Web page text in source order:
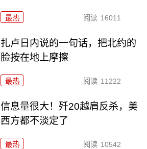
最热 阅读 16011
扎卢日内说的一句话，把北约的
脸按在地上摩擦
最热 阅读 11222
信息量很大！歼20越肩反杀，美
西方都不淡定了
最热 阅读 10542